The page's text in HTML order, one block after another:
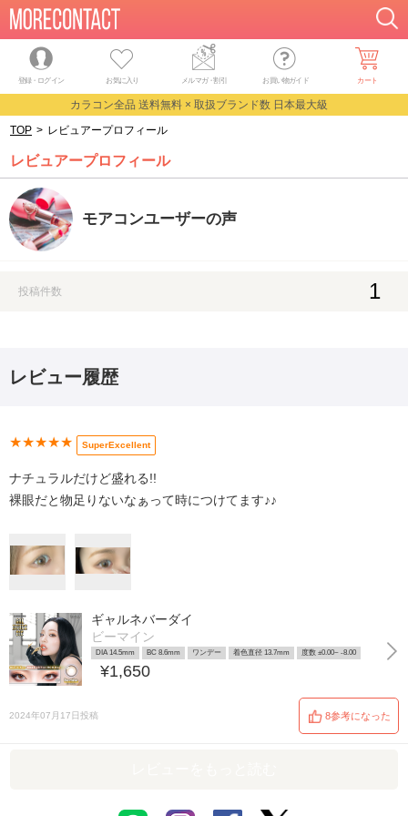
登録・ログイン お気に入り メルマガ・割引 お買い物ガイド カート
カラコン全品 送料無料 × 取扱ブランド数 日本最大級
TOP > レビュアープロフィール
レビュアープロフィール
モアコンユーザーの声
投稿件数 1
レビュー履歴
★★★★★ SuperExcellent
ナチュラルだけど盛れる!!
裸眼だと物足りないなぁって時につけてます♪♪
ギャルネバーダイ
ビーマイン
DIA 14.5mm BC 8.6mm ワンデー 着色直径 13.7mm 度数 ±0.00~ -8.00
¥1,650
2024年07月17日投稿 8参考になった